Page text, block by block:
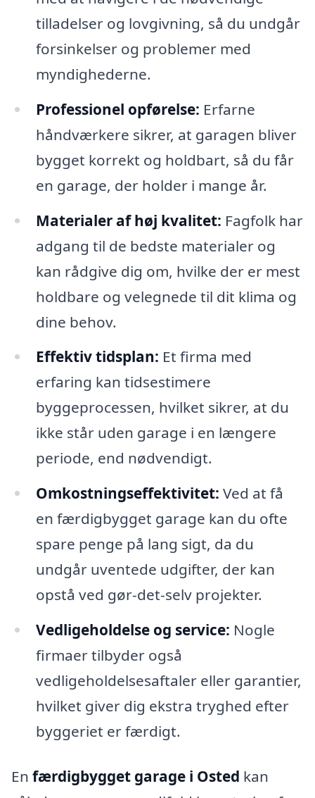
tilladelser og lovgivning, så du undgår
forsinkelser og problemer med
myndighederne.
Professionel opførelse: Erfarne
håndværkere sikrer, at garagen bliver
bygget korrekt og holdbart, så du får
en garage, der holder i mange år.
Materialer af høj kvalitet: Fagfolk har
adgang til de bedste materialer og
kan rådgive dig om, hvilke der er mest
holdbare og velegnede til dit klima og
dine behov.
Effektiv tidsplan: Et firma med
erfaring kan tidsestimere
byggeprocessen, hvilket sikrer, at du
ikke står uden garage i en længere
periode, end nødvendigt.
Omkostningseffektivitet: Ved at få
en færdigbygget garage kan du ofte
spare penge på lang sigt, da du
undgår uventede udgifter, der kan
opstå ved gør-det-selv projekter.
Vedligeholdelse og service: Nogle
firmaer tilbyder også
vedligeholdelsesaftaler eller garantier,
hvilket giver dig ekstra tryghed efter
byggeriet er færdigt.
En færdigbygget garage i Osted kan